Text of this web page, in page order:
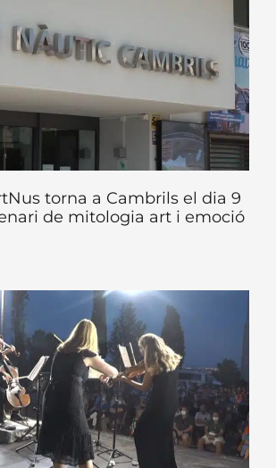
torna a Cambrils el dia 9
de mitologia art i emoció